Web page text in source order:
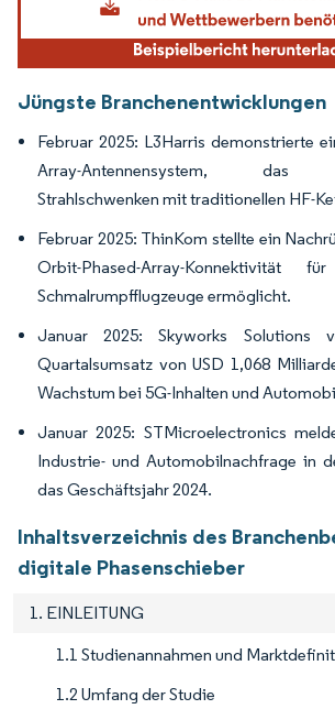
Jüngste Branchenentwicklungen
Februar 2025: L3Harris demonstrierte
Array-Antennensystem, das
Strahlschwenken mit traditionellen HF-
Februar 2025: ThinKom stellte ein
Orbit-Phased-Array-
Schmalrumpfflugzeuge ermöglicht.
Januar 2025: Skyworks Solutions
Quartalsumsatz von USD 1,068
Wachstum bei 5G-Inhalten und
Januar 2025: STMicroelectronics
Industrie- und Automobilnachfrage in
das Geschäftsjahr 2024.
Inhaltsverzeichnis des
digitale Phasenschieber
1. EINLEITUNG
1.1 Studienannahmen und
1.2 Umfang der Studie